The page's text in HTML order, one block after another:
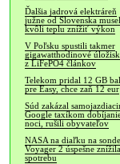
Ďalšia jadrová elektráreň
južne od Slovenska
kvôli teplu znížiť výkon
V Poľsku spustili takmer
gigawatthodinové
z LiFePO4 článkov
Telekom pridal 12 GB
pre Easy, chce zaň 12 eur
Súd zakázal
Google taxíkom
noci, rušili obyvateľov
NASA na diaľku na sonde
Voyager 2 úspešne znížila
spotrebu